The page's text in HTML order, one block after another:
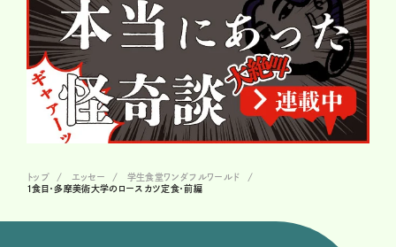
トップ エッセー
学生食堂ワンダフルワールド
1食目・多摩美術大学のロースカツ定食・前編